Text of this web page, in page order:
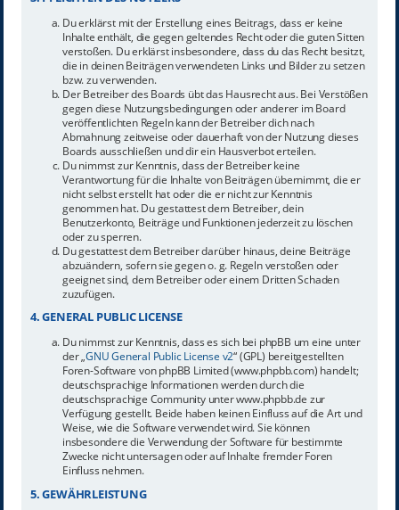
Du erklärst mit der Erstellung eines Beitrags, dass er keine
Inhalte enthält, die gegen geltendes Recht oder die guten Sitten
verstoßen. Du erklärst insbesondere, dass du das Recht besitzt,
die in deinen Beiträgen verwendeten Links und Bilder zu setzen
bzw. zu verwenden.
Der Betreiber des Boards übt das Hausrecht aus. Bei Verstößen
gegen diese Nutzungsbedingungen oder anderer im Board
veröffentlichten Regeln kann der Betreiber dich nach
Abmahnung zeitweise oder dauerhaft von der Nutzung dieses
Boards ausschließen und dir ein Hausverbot erteilen.
Du nimmst zur Kenntnis, dass der Betreiber keine
Verantwortung für die Inhalte von Beiträgen übernimmt, die er
nicht selbst erstellt hat oder die er nicht zur Kenntnis
genommen hat. Du gestattest dem Betreiber, dein
Benutzerkonto, Beiträge und Funktionen jederzeit zu löschen
oder zu sperren.
Du gestattest dem Betreiber darüber hinaus, deine Beiträge
abzuändern, sofern sie gegen o. g. Regeln verstoßen oder
geeignet sind, dem Betreiber oder einem Dritten Schaden
zuzufügen.
4. GENERAL PUBLIC LICENSE
Du nimmst zur Kenntnis, dass es sich bei phpBB um eine unter
der „GNU General Public License v2“ (GPL) bereitgestellten
Foren-Software von phpBB Limited (www.phpbb.com) handelt;
deutschsprachige Informationen werden durch die
deutschsprachige Community unter www.phpbb.de zur
Verfügung gestellt. Beide haben keinen Einfluss auf die Art und
Weise, wie die Software verwendet wird. Sie können
insbesondere die Verwendung der Software für bestimmte
Zwecke nicht untersagen oder auf Inhalte fremder Foren
Einfluss nehmen.
5. GEWÄHRLEISTUNG